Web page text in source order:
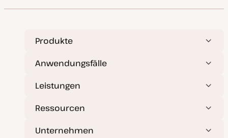
Produkte
Anwendungsfälle
Leistungen
Ressourcen
Unternehmen